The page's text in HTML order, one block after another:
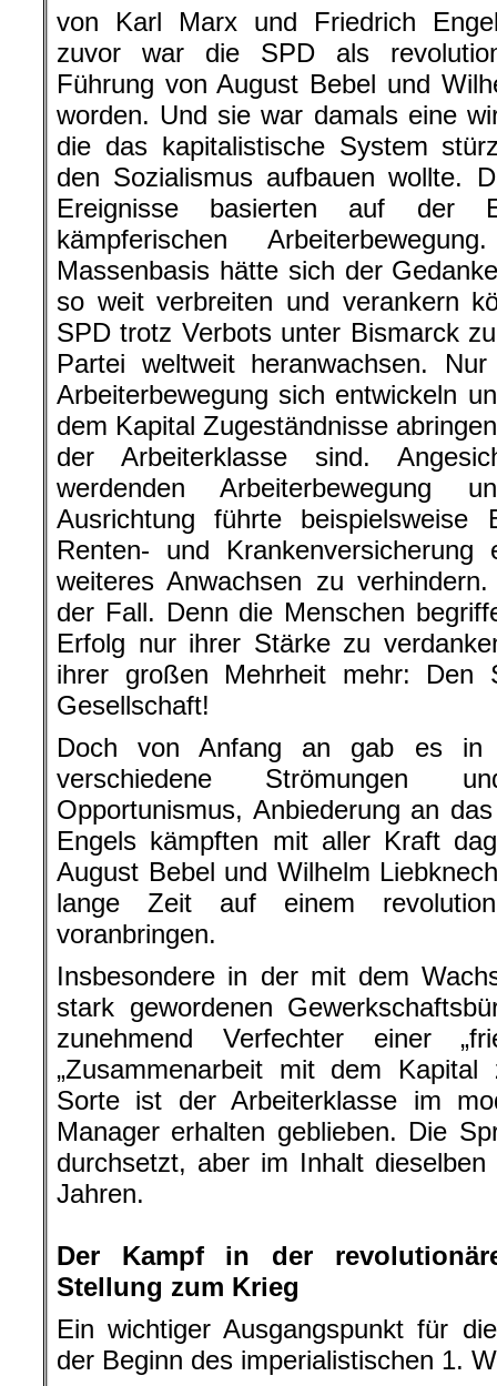
von Karl Marx und Friedrich
zuvor war die SPD als
Führung von August Bebel und
worden. Und sie war damals eine
die das kapitalistische System
den Sozialismus aufbauen wollte.
Ereignisse basierten auf der
kämpferischen
Massenbasis hätte sich der
so weit verbreiten und verankern
SPD trotz Verbots unter Bismarck
Partei weltweit heranwachsen.
Arbeiterbewegung sich entwickeln
dem Kapital Zugeständnisse
der Arbeiterklasse sind.
werdenden Arbeiterbewegung
Ausrichtung führte beispielsweise
Renten- und
weiteres Anwachsen zu
der Fall. Denn die Menschen
Erfolg nur ihrer Stärke zu
ihrer großen Mehrheit mehr: Den
Gesellschaft!
Doch von Anfang an gab es in
verschiedene Strömungen
Opportunismus, Anbiederung an
Engels kämpften mit aller Kraft
August Bebel und Wilhelm
lange Zeit auf einem
voranbringen.
Insbesondere in der mit dem
stark gewordenen
zunehmend Verfechter einer
„Zusammenarbeit mit dem
Sorte ist der Arbeiterklasse im
Manager erhalten geblieben. Die
durchsetzt, aber im Inhalt
Jahren.
Der Kampf in der
Stellung zum Krieg
Ein wichtiger Ausgangspunkt für
der Beginn des imperialistischen 1.